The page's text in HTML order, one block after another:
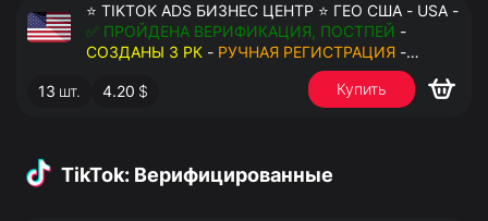
⭐ TIKTOK ADS БИЗНЕС ЦЕНТР ⭐ ГЕО США - USA -
✅ ПРОЙДЕНА ВЕРИФИКАЦИЯ, ПОСТПЕЙ -
СОЗДАНЫ 3 РК - РУЧНАЯ РЕГИСТРАЦИЯ -
ДОСТУП К ПОЧТЕ - КУКИ - ВАТ ЗАПОЛНЕН -
ПЕРЕДАЧА В АНТИДЕТЕКТ
13 шт. 4.20 $ Купить
TikTok: Верифицированные